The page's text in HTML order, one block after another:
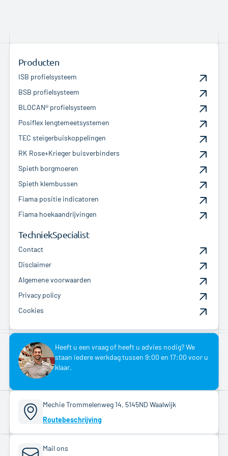
Producten
ISB profielsysteem
BSB profielsysteem
BLOCAN® profielsysteem
Posiflex lengtemeetsystemen
TEC steigerbuiskoppelingen
RK Rose+Krieger buisverbinders
Spieth borgmoeren
Spieth klembussen
Fiama positie indicatoren
Fiama hoekaandrijvingen
TechniekSpecialist
Contact
Disclaimer
Algemene voorwaarden
Privacy policy
Cookies
Heeft u een vraag of heeft u advies nodig? We
staan iedere werkdag tussen 9:00 en 17:00 voor u
klaar.
Mechie Trommelenweg 14, 5145ND Waalwijk
Routebeschrijving
Mail ons